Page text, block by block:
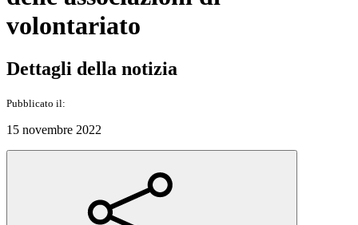
volontariato
Dettagli della notizia
Pubblicato il:
15 novembre 2022